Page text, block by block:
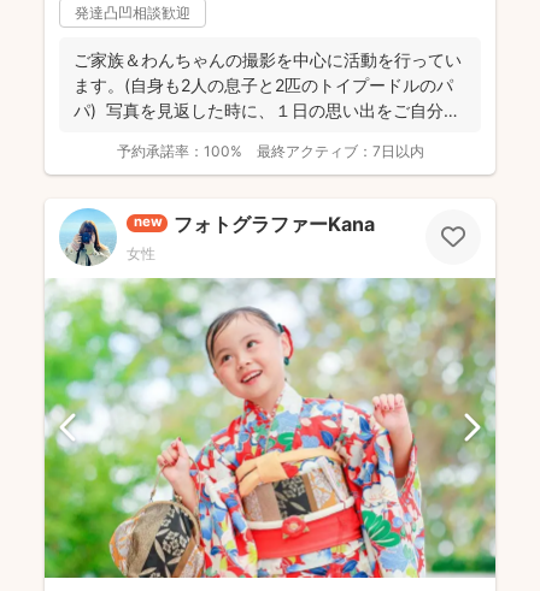
発達凸凹相談歓迎
ご家族＆わんちゃんの撮影を中心に活動を行ってい
ます。(自身も2人の息子と2匹のトイプードルのパ
パ) 写真を見返した時に、１日の思い出をご自分自
予約承諾率： 100% 最終アクティブ： 7日以内
new フォトグラファーKana
女性